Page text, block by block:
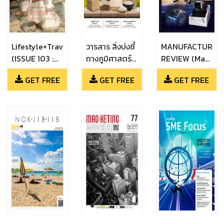
Lifestyle+Travel
(ISSUE 103 :
"PECK
PALITCHOKE"
INSPIRING
GET FREE
วารสาร สิ่งบ่งชี้
ทางภูมิศาสตร์
ไทย (ฉบับที่ 7
เดือนเมษายน
2567)
GET FREE
REVIEW (May
/ June 2024)
GET FREE